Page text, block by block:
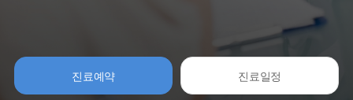
진료예약 진료일정